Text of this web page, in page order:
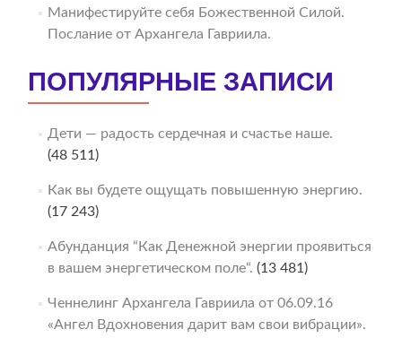
Манифестируйте себя Божественной Силой.
Послание от Архангела Гавриила.
ПОПУЛЯРНЫЕ ЗАПИСИ
Дети — радость сердечная и счастье наше.
(48 511)
Как вы будете ощущать повышенную энергию.
(17 243)
Абунданция “Как Денежной энергии проявиться
в вашем энергетическом поле“. (13 481)
Ченнелинг Архангела Гавриила от 06.09.16
«Ангел Вдохновения дарит вам свои вибрации».